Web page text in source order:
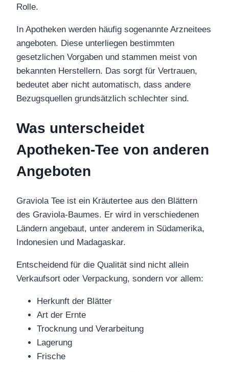
Rolle.
In Apotheken werden häufig sogenannte Arzneitees
angeboten. Diese unterliegen bestimmten
gesetzlichen Vorgaben und stammen meist von
bekannten Herstellern. Das sorgt für Vertrauen,
bedeutet aber nicht automatisch, dass andere
Bezugsquellen grundsätzlich schlechter sind.
Was unterscheidet
Apotheken-Tee von anderen
Angeboten
Graviola Tee ist ein Kräutertee aus den Blättern
des Graviola-Baumes. Er wird in verschiedenen
Ländern angebaut, unter anderem in Südamerika,
Indonesien und Madagaskar.
Entscheidend für die Qualität sind nicht allein
Verkaufsort oder Verpackung, sondern vor allem:
Herkunft der Blätter
Art der Ernte
Trocknung und Verarbeitung
Lagerung
Frische